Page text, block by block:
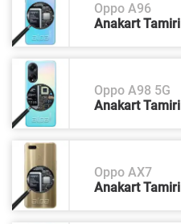
Oppo A96
Anakart Tamiri
Oppo A98 5G
Anakart Tamiri
Oppo AX7
Anakart Tamiri